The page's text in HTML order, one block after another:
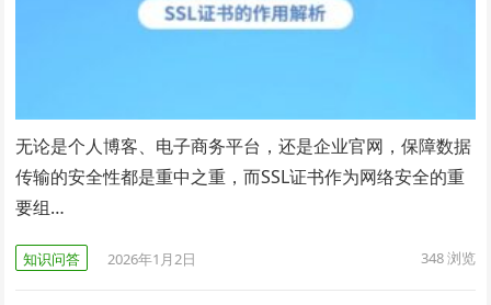
无论是个人博客、电子商务平台，还是企业官网，保障数据
传输的安全性都是重中之重，而SSL证书作为网络安全的重
要组…
知识问答 2026年1月2日 348浏览